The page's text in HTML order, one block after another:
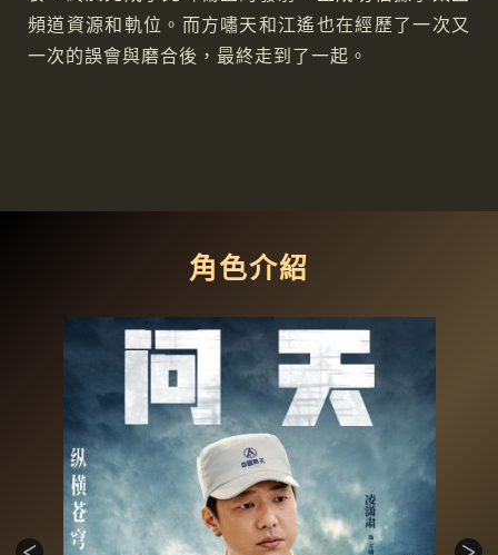
頻道資源和軌位。而方嘯天和江遙也在經歷了一次又
一次的誤會與磨合後，最終走到了一起。
角色介紹